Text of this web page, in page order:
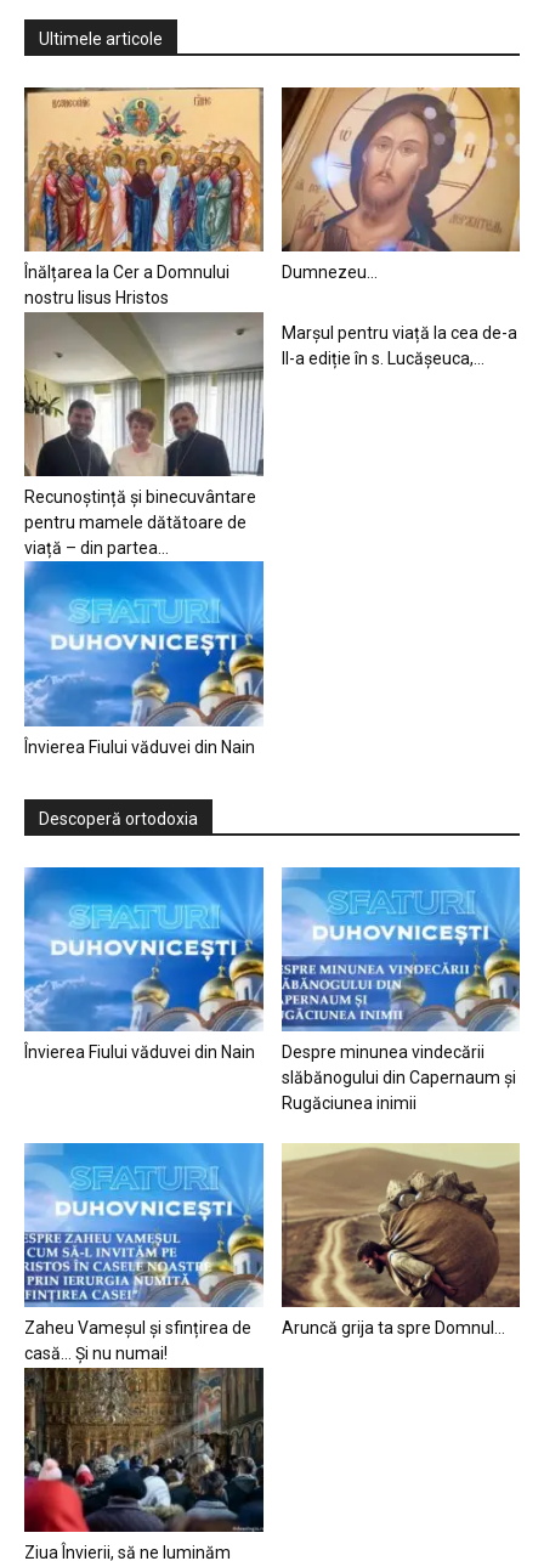
Ultimele articole
Înălțarea la Cer a Domnului
nostru Iisus Hristos
Dumnezeu…
Recunoștință și binecuvântare
pentru mamele dătătoare de
viață – din partea...
Marșul pentru viață la cea de-a
II-a ediție în s. Lucășeuca,...
Învierea Fiului văduvei din Nain
Descoperă ortodoxia
Învierea Fiului văduvei din Nain
Despre minunea vindecării
slăbănogului din Capernaum și
Rugăciunea inimii
Zaheu Vameșul și sfințirea de
casă… Și nu numai!
Aruncă grija ta spre Domnul…
Ziua Învierii, să ne luminăm